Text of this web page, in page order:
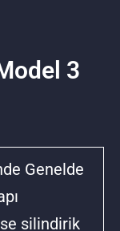
3
Genelde
silindirik